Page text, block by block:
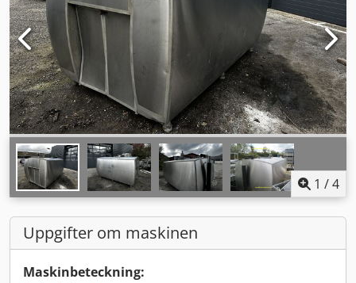
1 /4
Uppgifter om maskinen
Maskinbeteckning: